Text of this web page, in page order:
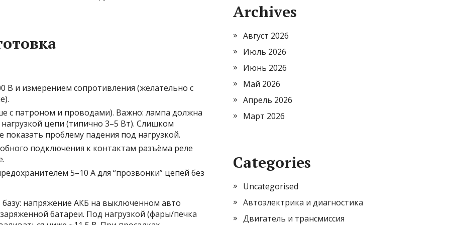
В и измерением сопротивления (желательно с
с патроном и проводами). Важно: лампа должна
цепи (типично 3–5 Вт). Слишком
показать проблему падения под нагрузкой.
подключения к контактам разъёма реле
5–10 А для “прозвонки” цепей без
напряжение АКБ на выключенном авто
батареи. Под нагрузкой (фары/печка
Archives
Август 2026
Июль 2026
Июнь 2026
Май 2026
Апрель 2026
Март 2026
Categories
Uncategorised
Автоэлектрика и диагностика
Двигатель и трансмиссия